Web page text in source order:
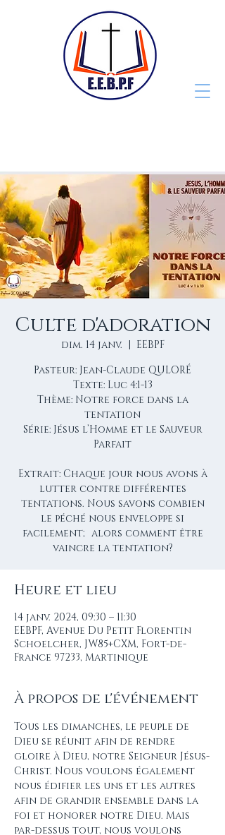
Culte d'adoration
dim. 14 janv.
  |
EEBPF
Pasteur: Jean-Claude QULORÉ
Texte: Luc 4:1-13
Thème: Notre force dans la
tentation
Série: Jésus l’Homme et le Sauveur
Parfait
Extrait: Chaque jour nous avons à
lutter contre différentes
tentations. Nous savons combien
le péché nous enveloppe si
facilement; alors comment être
vaincre la tentation?
Heure et lieu
14 janv. 2024, 09:30 – 11:30
EEBPF, Avenue Du Petit Florentin
Schoelcher, JW85+CXM, Fort-de-
France 97233, Martinique
À propos de l'événement
Tous les dimanches, le peuple de
Dieu se réunit afin de rendre
gloire à Dieu, notre Seigneur Jésus-
Christ. Nous voulons également
nous édifier les uns et les autres
afin de grandir ensemble dans la
foi et honorer notre Dieu. Mais
par-dessus tout, nous voulons